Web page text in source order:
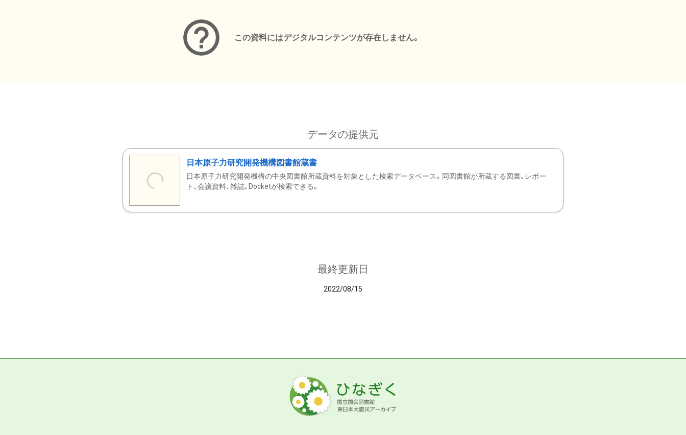
この資料にはデジタルコンテンツが存在しません。
データの提供元
日本原子力研究開発機構図書館蔵書
日本原子力研究開発機構の中央図書館所蔵資料を対象とした検索データベース。同図書館が所蔵する図書、レポー
ト、会議資料、雑誌、Docketが検索できる。
最終更新日
2022/08/15